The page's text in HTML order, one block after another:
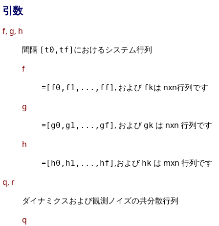
引数
f, g, h
間隔 [t0,tf] におけるシステム行列
f
= [f0,f1,...,ff] , および fkは nxn行列です
g
= [g0,g1,...,gf] , および gk は nxn 行列です
h
= [h0,h1,...,hf] ,および hk は mxn 行列です
q, r
ダイナミクスおよび観測ノイズの共分散行列
q